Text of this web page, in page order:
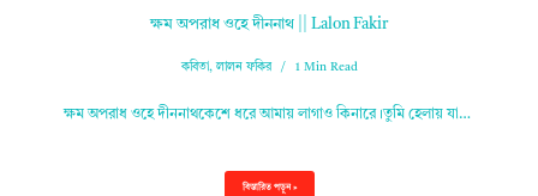
ক্ষম অপরাধ ওহে দীননাথ || Lalon Fakir
কবিতা,লালন ফকির 1 Min Read
ক্ষম অপরাধ ওহে দীননাথকেশে ধরে আমায় লাগাও কিনারে।তুমি হেলায় যা…
বিস্তারিত পড়ুন »